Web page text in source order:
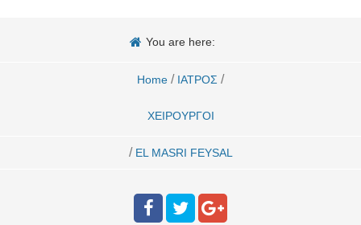
You are here:
Home / ΙΑΤΡΟΣ /
ΧΕΙΡΟΥΡΓΟΙ
/ EL MASRI FEYSAL